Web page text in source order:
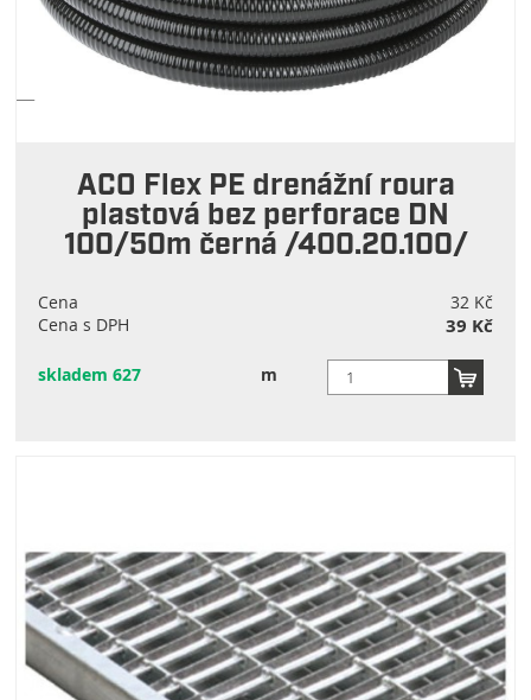
ACO Flex PE drenážní roura
plastová bez perforace DN
100/50m černá /400.20.100/
Cena
32 Kč
Cena s DPH
39 Kč
skladem 627 m